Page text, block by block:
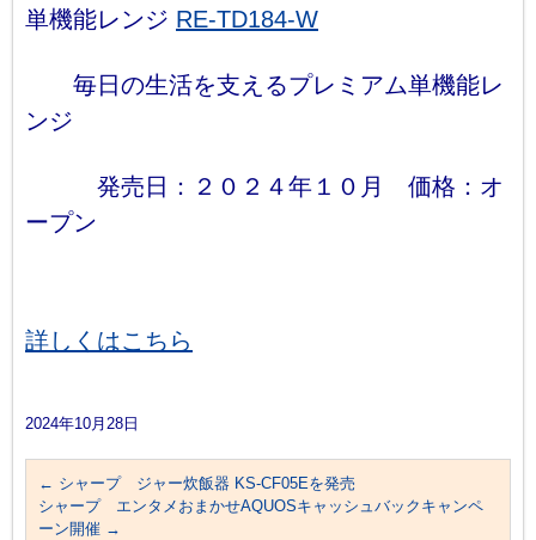
単機能レンジ RE-TD184-W
毎日の生活を支えるプレミアム単機能レ
ンジ
発売日：２０２４年１０月 価格：オ
ープン
詳しくはこちら
2024年10月28日
← シャープ ジャー炊飯器 KS-CF05Eを発売
シャープ エンタメおまかせAQUOSキャッシュバックキャンペ
ーン開催 →